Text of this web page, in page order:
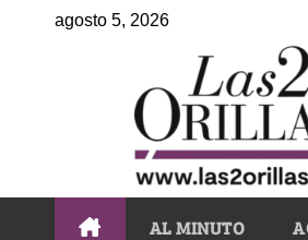
agosto 5, 2026
AL MINUTO